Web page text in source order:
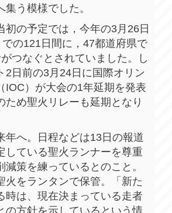
う模様でした。
初の予定では，今年の3月26日
の121日間に，47都道府県で
つなぐとされていました。し
2日前の3月24日に国際オリン
IOC）が大会の1年延期を発表
ため聖火リレーも延期となり
年へ。日程などは13日の報道
している聖火ランナーを尊重
減策を練っているとのこと。
火をランタンで保管。「新た
時は、現在決まっている走者
の方針を示しているという情